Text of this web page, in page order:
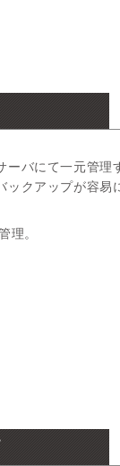
ーバにて一元管理
ックアップが容易
理。